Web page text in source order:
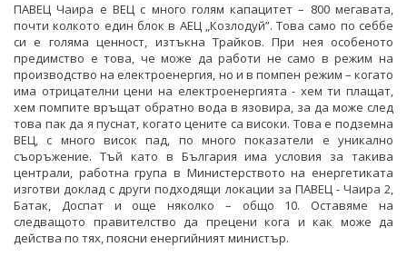
ПАВЕЦ Чаира е ВЕЦ с много голям капацитет – 800 мегавата,
почти колкото един блок в АЕЦ „Козлодуй”. Това само по себбе
си е голяма ценност, изтъкна Трайков. При нея особеното
предимство е това, че може да работи не само в режим на
производство на електроенергия, но и в помпен режим – когато
има отрицателни цени на електроенергията - хем ти плащат,
хем помпите връщат обратно вода в язовира, за да може след
това пак да я пуснат, когато цените са високи. Това е подземна
ВЕЦ, с много висок пад, по много показатели е уникално
съоръжение. Тъй като в България има условия за такива
централи, работна група в Министерството на енергетиката
изготви доклад с други подходящи локации за ПАВЕЦ - Чаира 2,
Батак, Доспат и още няколко – общо 10. Оставяме на
следващото правителство да прецени кога и как може да
действа по тях, поясни енергийният министър.